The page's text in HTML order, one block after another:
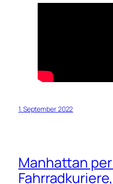
1. September 2022
Manhattan